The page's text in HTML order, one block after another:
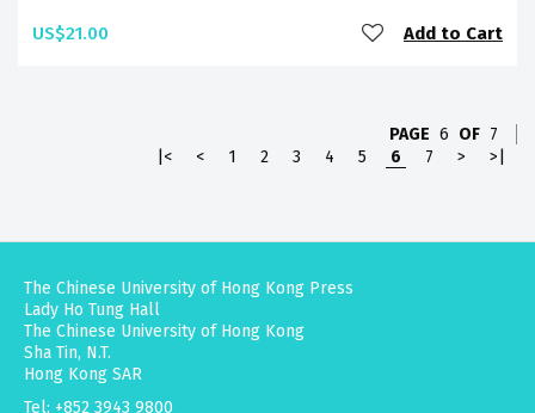
US$21.00 Add to Cart
PAGE 6 OF 7
|<
< 1 2 3 4 5 6 7 > >|
The Chinese University of Hong Kong Press
Lady Ho Tung Hall
The Chinese University of Hong Kong
Sha Tin, N.T.
Hong Kong SAR
Tel: +852 3943 9800